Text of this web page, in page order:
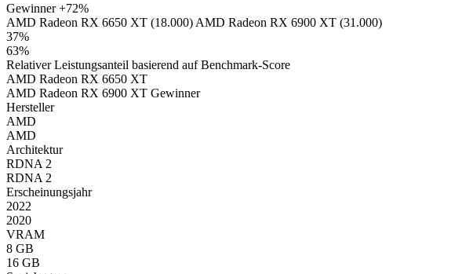
Gewinner+72%
AMD Radeon RX 6650 XT (18.000) AMD Radeon RX 6900 XT (31.000)
37%
63%
Relativer Leistungsanteil basierend auf Benchmark-Score
AMD Radeon RX 6650 XT
AMD Radeon RX 6900 XT Gewinner
Hersteller
AMD
AMD
Architektur
RDNA 2
RDNA 2
Erscheinungsjahr
2022
2020
VRAM
8 GB
16 GB